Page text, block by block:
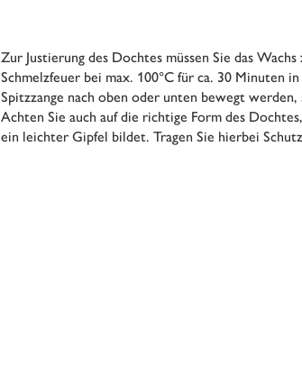
Zur Justierung des Dochtes müssen Sie das
Schmelzfeuer bei max. 100°C für ca. 30 Minuten
Spitzzange nach oben oder unten bewegt
Achten Sie auch auf die richtige Form des
ein leichter Gipfel bildet. Tragen Sie hierbei